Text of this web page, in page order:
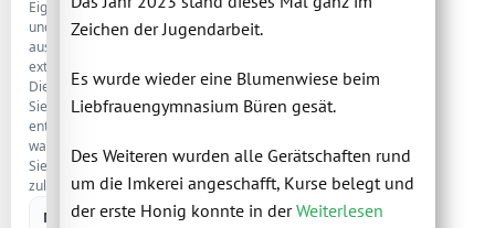
Zeichen der Jugendarbeit.
Es wurde wieder eine Blumenwiese beim
Liebfrauengymnasium Büren gesät.
Des Weiteren wurden alle Gerätschaften rund
um die Imkerei angeschafft, Kurse belegt und
der erste Honig konnte in derWeiterlesen
Eigenstatistik
und
ausgewählte
externe
Dienste.
Sie
entscheiden,
was
Sie
zulassen.
Notwendig
IMMER AKTIV